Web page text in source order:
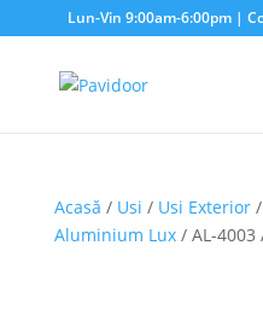
Lun-Vin 9:00am-6:00pm |
Acasă / Usi / Usi Exterior/
Aluminium Lux/ AL-4003